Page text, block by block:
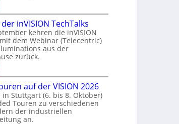
inVISION TechTalks
kehren die inVISION
dem Webinar (Telecentric)
aus der
zurück.
auf der VISION 2026
in Stuttgart (6. bis 8. Oktober)
Touren zu verschiedenen
der industriellen
an.